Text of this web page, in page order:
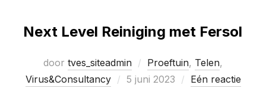
Next Level Reiniging met Fersol
door tves_siteadmin Proeftuin, Telen,
Virus&Consultancy
Geplaatst
5 juni 2023 Eén reactie